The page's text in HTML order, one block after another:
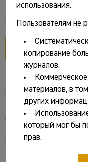
Файлы и ссылки
открыть PDF
Основные
Авторы:
Голубева Леонилла
использования.
Пользователям не
копирование
журналов.
материалов, в
других
который мог бы
прав.